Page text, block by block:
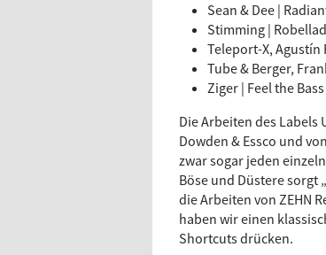
Sean & Dee |
Stimming |
Teleport-X, Agustín
Tube & Berger,
Ziger | Feel the
Die Arbeiten des Labels
Dowden & Essco und
zwar sogar jeden
Böse und Düstere sorgt
die Arbeiten von ZEHN
haben wir einen
Shortcuts drücken.